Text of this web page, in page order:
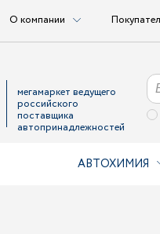
О компании
мегамаркет ведущего
российского
поставщика
автопринадлежностей
АВТОХИМИЯ